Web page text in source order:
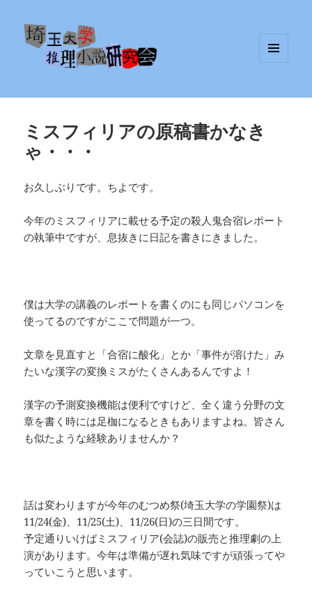
ミスフィリアの原稿書かなき
ゃ・・・
お久しぶりです。ちよです。
今年のミスフィリアに載せる予定の殺人鬼合宿レポート
の執筆中ですが、息抜きに日記を書きにきました。
僕は大学の講義のレポートを書くのにも同じパソコンを
使ってるのですがここで問題が一つ。
文章を見直すと「合宿に酸化」とか「事件が溶けた」み
たいな漢字の変換ミスがたくさんあるんですよ！
漢字の予測変換機能は便利ですけど、全く違う分野の文
章を書く時には足枷になるときもありますよね。皆さん
も似たような経験ありませんか？
話は変わりますが今年のむつめ祭(埼玉大学の学園祭)は
11/24(金)、11/25(土)、11/26(日)の三日間です。
予定通りいけばミスフィリア(会誌)の販売と推理劇の上
演があります。今年は準備が遅れ気味ですが頑張ってや
っていこうと思います。